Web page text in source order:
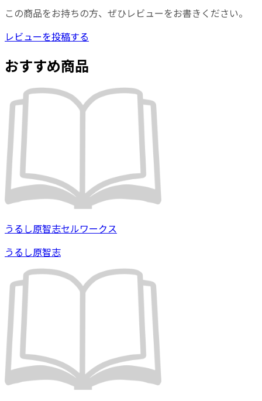
この商品をお持ちの方、ぜひレビューをお書きください。
レビューを投稿する
おすすめ商品
うるし原智志セルワークス
うるし原智志